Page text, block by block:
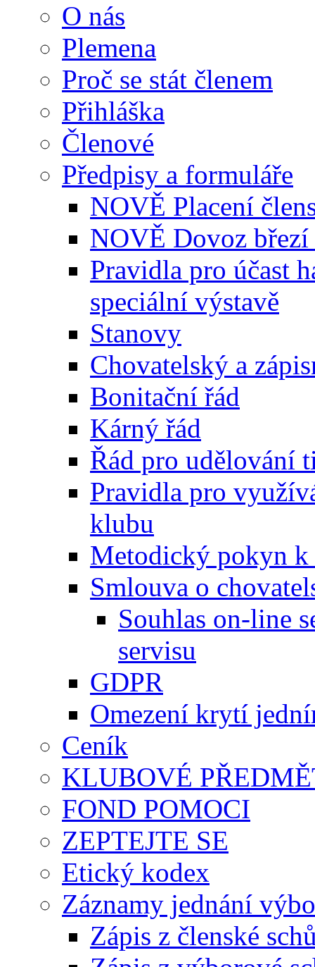
O nás
Plemena
Proč se stát členem
Přihláška
Členové
Předpisy a formuláře
NOVĚ Placení
NOVĚ Dovoz
Pravidla pro účast
speciální výstavě
Stanovy
Chovatelský a
Bonitační řád
Kárný řád
Řád pro udělování
Pravidla pro
klubu
Metodický pokyn k
Smlouva o
Souhlas on-line
servisu
GDPR
Omezení krytí
Ceník
KLUBOVÉ
FOND POMOCI
ZEPTEJTE SE
Etický kodex
Záznamy jednání
Zápis z členské